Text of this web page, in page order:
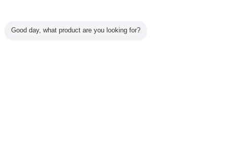
Good day, what product are you looking for?